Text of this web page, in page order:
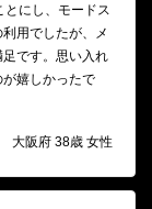
にし、モードス
用でしたが、メ
です。思い入れ
嬉しかったで
大阪府 38歳 女性